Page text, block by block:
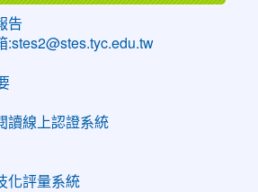
告
:stes2@stes.tyc.edu.tw
讀線上認證系統
化評量系統